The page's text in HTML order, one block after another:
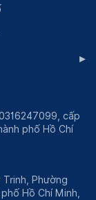
▸
cấp
phố Hồ Chí
Trinh, Phường
Hồ Chí Minh,